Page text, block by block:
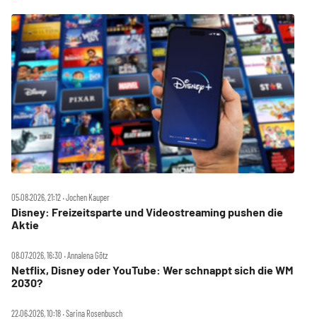
05.08.2026, 21:12 ‧ Jochen Kauper
Disney: Freizeitsparte und Videostreaming pushen die
Aktie
08.07.2026, 16:30 ‧ Annalena Götz
Netflix, Disney oder YouTube: Wer schnappt sich die WM
2030?
22.06.2026, 10:18 ‧ Sarina Rosenbusch